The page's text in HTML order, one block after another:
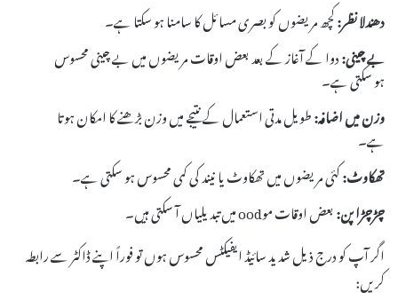
دھندلا نظر:کچھ مریضوں کو بصری مسائل کا سامنا ہو سکتا ہے۔
بے چینی:دوا کے آغاز کے بعد بعض اوقات مریضوں میں بے چینی محسوس
ہو سکتی ہے۔
وزن میں اضافہ:طویل مدتی استعمال کے نتیجے میں وزن بڑھنے کا امکان ہوتا
ہے۔
تھکاوٹ:کئی مریضوں میں تھکاوٹ یا نیند کی کمی محسوس ہو سکتی ہے۔
چڑچڑا پن:بعض اوقات موood میں تبدیلیاں آ سکتی ہیں۔
اگر آپ کو درج ذیل شدید سائیڈ ایفیکٹس محسوس ہوں تو فوراً اپنے ڈاکٹر سے رابطہ
کریں: